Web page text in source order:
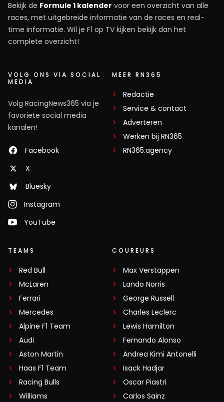
Bekijk de Formule 1 kalender voor een overzicht van alle
races, met uitgebreide informatie van de races en real-
time informatie. Wil je F1 op TV kijken bekijk dan het
complete overzicht!
VOLG ONS VIA SOCIAL
MEDIA
Volg RacingNews365 via je
favoriete social media
kanalen!
Facebook
X
Bluesky
Instagram
YouTube
MEER RN365
Redactie
Service & contact
Adverteren
Werken bij RN365
RN365.agency
TEAMS
Red Bull
McLaren
Ferrari
Mercedes
Alpine F1 Team
Audi
Aston Martin
Haas F1 Team
Racing Bulls
Williams
COUREURS
Max Verstappen
Lando Norris
George Russell
Charles Leclerc
Lewis Hamilton
Fernando Alonso
Andrea Kimi Antonelli
Isack Hadjar
Oscar Piastri
Carlos Sainz